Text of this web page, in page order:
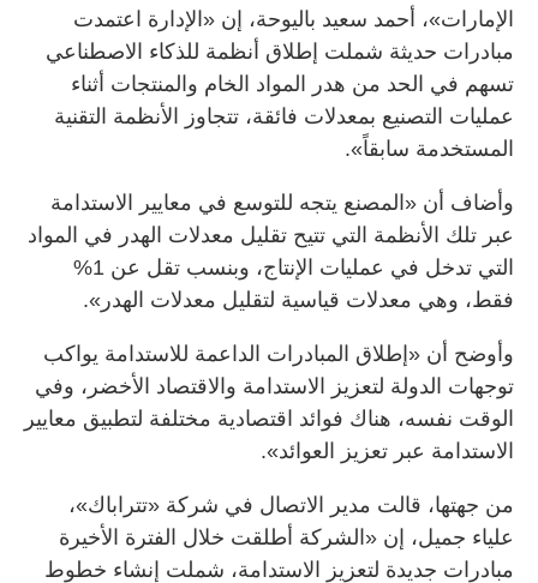
الإمارات»، أحمد سعيد باليوحة، إن «الإدارة اعتمدت
مبادرات حديثة شملت إطلاق أنظمة للذكاء الاصطناعي
تسهم في الحد من هدر المواد الخام والمنتجات أثناء
عمليات التصنيع بمعدلات فائقة، تتجاوز الأنظمة التقنية
المستخدمة سابقاً».
وأضاف أن «المصنع يتجه للتوسع في معايير الاستدامة
عبر تلك الأنظمة التي تتيح تقليل معدلات الهدر في المواد
التي تدخل في عمليات الإنتاج، وبنسب تقل عن 1%
فقط، وهي معدلات قياسية لتقليل معدلات الهدر».
وأوضح أن «إطلاق المبادرات الداعمة للاستدامة يواكب
توجهات الدولة لتعزيز الاستدامة والاقتصاد الأخضر، وفي
الوقت نفسه، هناك فوائد اقتصادية مختلفة لتطبيق معايير
الاستدامة عبر تعزيز العوائد».
من جهتها، قالت مدير الاتصال في شركة «تتراباك»،
علياء جميل، إن «الشركة أطلقت خلال الفترة الأخيرة
مبادرات جديدة لتعزيز الاستدامة، شملت إنشاء خطوط